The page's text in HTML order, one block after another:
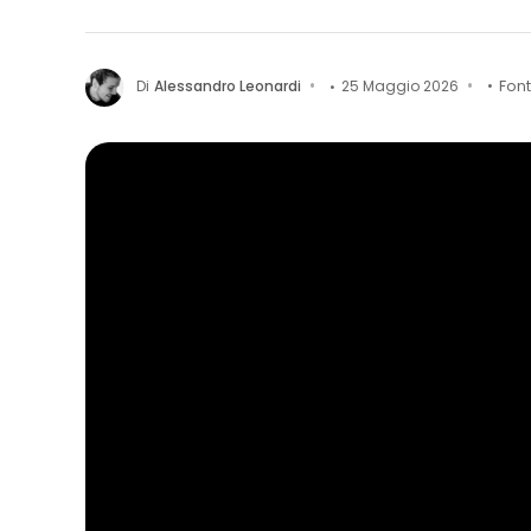
Di Alessandro Leonardi 25 Maggio 2026